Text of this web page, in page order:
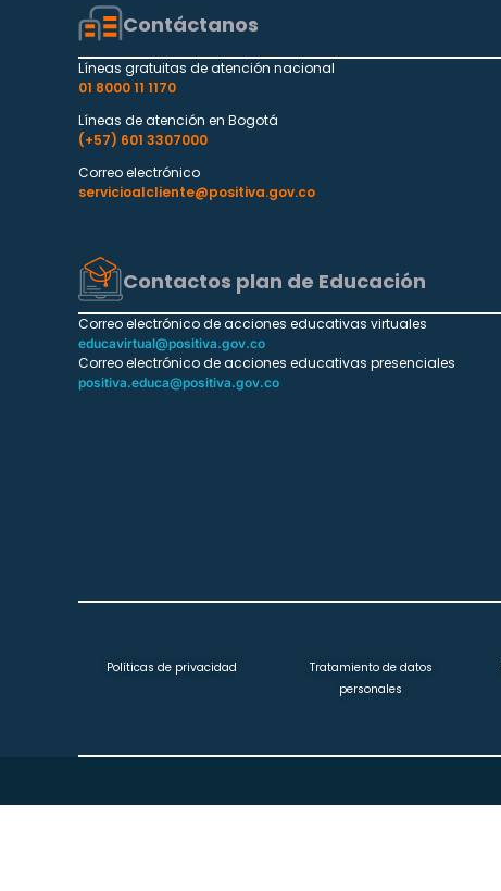
Contáctanos
Líneas gratuitas de atención nacional
01 8000 11 1170
Líneas de atención en Bogotá
(+57) 601 3307000
Correo electrónico
servicioalcliente@positiva.gov.co
Contactos plan de Educación
Correo electrónico de acciones educativas virtuales
educavirtual@positiva.gov.co
Correo electrónico de acciones educativas presenciales
positiva.educa@positiva.gov.co
Políticas de privacidad
Tratamiento de datos
personales